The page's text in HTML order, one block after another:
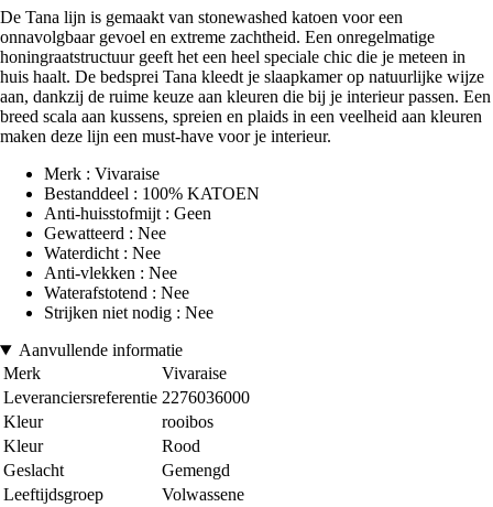
De Tana lijn is gemaakt van stonewashed katoen voor een
onnavolgbaar gevoel en extreme zachtheid. Een onregelmatige
honingraatstructuur geeft het een heel speciale chic die je meteen in
huis haalt. De bedsprei Tana kleedt je slaapkamer op natuurlijke wijze
aan, dankzij de ruime keuze aan kleuren die bij je interieur passen. Een
breed scala aan kussens, spreien en plaids in een veelheid aan kleuren
maken deze lijn een must-have voor je interieur.
Merk : Vivaraise
Bestanddeel : 100% KATOEN
Anti-huisstofmijt : Geen
Gewatteerd : Nee
Waterdicht : Nee
Anti-vlekken : Nee
Waterafstotend : Nee
Strijken niet nodig : Nee
Aanvullende informatie
Merk
Vivaraise
Leveranciersreferentie 2276036000
Kleur
rooibos
Kleur
Rood
Geslacht
Gemengd
Leeftijdsgroep
Volwassene